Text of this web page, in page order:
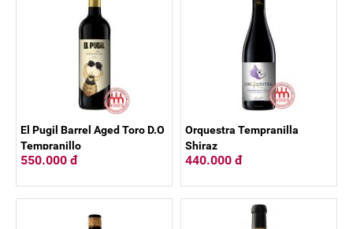
El Pugil Barrel Aged Toro D.O
Tempranillo
550.000 đ
Orquestra Tempranilla
Shiraz
440.000 đ